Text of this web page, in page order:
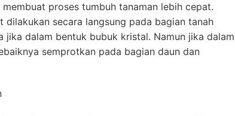
proses tumbuh tanaman lebih cepat.
dilakukan secara langsung pada bagian tanah
jika dalam bentuk bubuk kristal. Namun jika dalam
semprotkan pada bagian daun dan